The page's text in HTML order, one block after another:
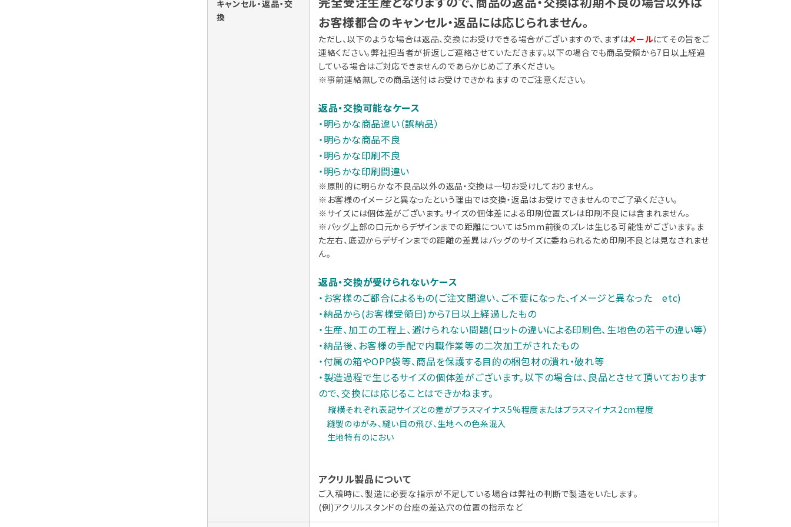
キャンセル・返品・交
換
お客様都合のキャンセル・返品には応じられません。
ただし、以下のような場合は返品、交換にお受けできる場合がございますので、まずはメールにてその旨をご
連絡ください。弊社担当者が折返しご連絡させていただきます。以下の場合でも商品受領から7日以上経過
している場合はご対応できませんのであらかじめご了承ください。
※事前連絡無しでの商品送付はお受けできかねますのでご注意ください。
返品・交換可能なケース
・明らかな商品違い（誤納品）
・明らかな商品不良
・明らかな印刷不良
・明らかな印刷間違い
※原則的に明らかな不良品以外の返品・交換は一切お受けしておりません。
※お客様のイメージと異なったという理由では交換・返品はお受けできませんのでご了承ください。
※サイズには個体差がございます。サイズの個体差による印刷位置ズレは印刷不良には含まれません。
※バッグ上部の口元からデザインまでの距離については5mm前後のズレは生じる可能性がございます。ま
た左右、底辺からデザインまでの距離の差異はバッグのサイズに委ねられるため印刷不良とは見なされませ
ん。
返品・交換が受けられないケース
・お客様のご都合によるもの(ご注文間違い、ご不要になった、イメージと異なった etc)
・納品から(お客様受領日)から7日以上経過したもの
・生産、加工の工程上、避けられない問題(ロットの違いによる印刷色、生地色の若干の違い等）
・納品後、お客様の手配で内職作業等の二次加工がされたもの
・付属の箱やOPP袋等、商品を保護する目的の梱包材の潰れ・破れ等
・製造過程で生じるサイズの個体差がございます。以下の場合は、良品とさせて頂いております
ので、交換には応じることはできかねます。
縦横それぞれ表記サイズとの差がプラスマイナス5%程度またはプラスマイナス2cm程度
縫製のゆがみ、縫い目の飛び、生地への色糸混入
生地特有のにおい
アクリル製品について
ご入稿時に、製造に必要な指示が不足している場合は弊社の判断で製造をいたします。
(例)アクリルスタンドの台座の差込穴の位置の指示など